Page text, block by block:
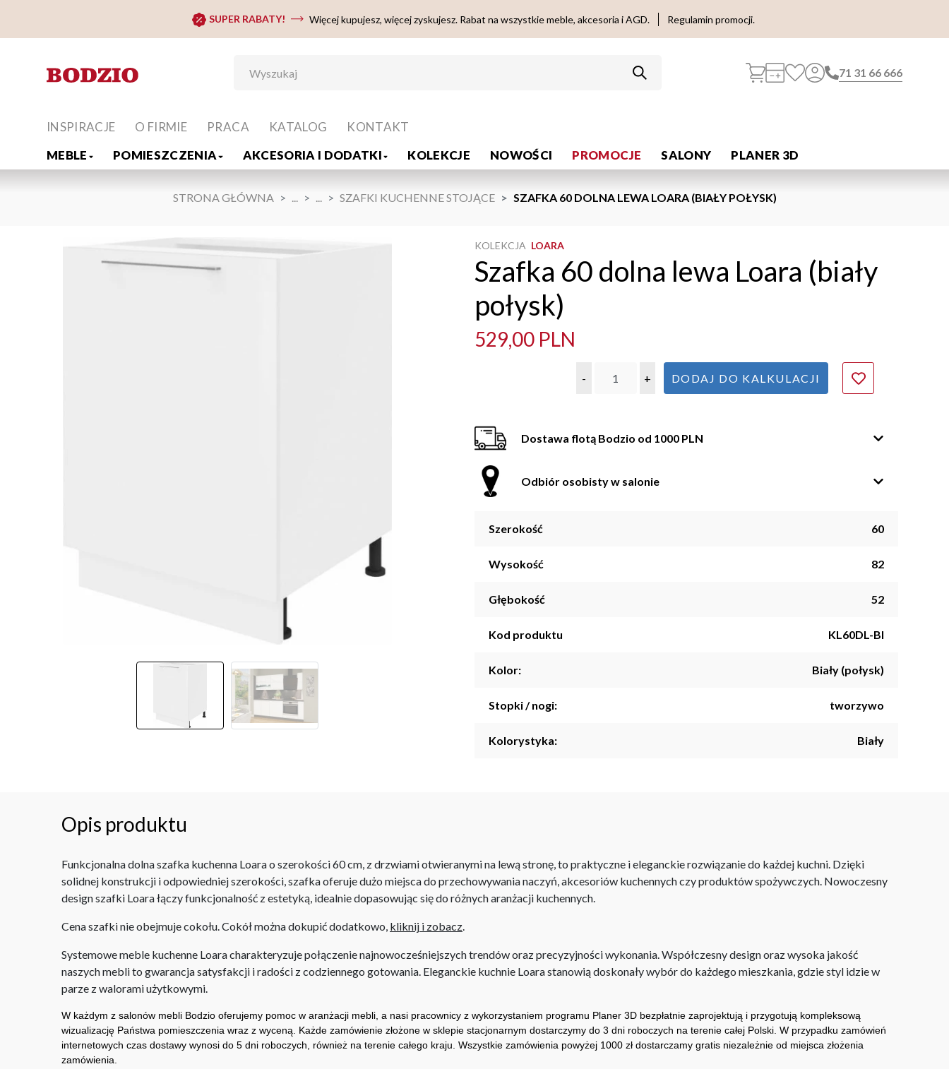
SUPER RABATY! Więcej kupujesz, więcej zyskujesz. Rabat na wszystkie meble, akcesoria i AGD. Regulamin promocji.
71 31 66 666
MEBLE POMIESZCZENIA AKCESORIA I DODATKI KOLEKCJE NOWOŚCI PROMOCJE SALONY PLANER 3D
INSPIRACJE O FIRMIE PRACA KATALOG KONTAKT
STRONA GŁÓWNA ... ... SZAFKI KUCHENNE STOJĄCE SZAFKA 60 DOLNA LEWA LOARA (BIAŁY POŁYSK)
KOLEKCJA LOARA
Szafka 60 dolna lewa Loara (biały
połysk)
529,00 PLN
- + DODAJ DO KALKULACJI
Dostawa flotą Bodzio od 1000 PLN
Odbiór osobisty w salonie
Szerokość 60
Wysokość 82
Głębokość 52
Kod produktu KL60DL-BI
Kolor: Biały (połysk)
Stopki / nogi: tworzywo
Kolorystyka: Biały
Opis produktu
Funkcjonalna dolna szafka kuchenna Loara o szerokości 60 cm, z drzwiami otwieranymi na lewą stronę, to praktyczne i eleganckie rozwiązanie do każdej kuchni. Dzięki
solidnej konstrukcji i odpowiedniej szerokości, szafka oferuje dużo miejsca do przechowywania naczyń, akcesoriów kuchennych czy produktów spożywczych. Nowoczesny
design szafki Loara łączy funkcjonalność z estetyką, idealnie dopasowując się do różnych aranżacji kuchennych.
Cena szafki nie obejmuje cokołu. Cokół można dokupić dodatkowo, kliknij i zobacz.
Systemowe meble kuchenne Loara charakteryzuje połączenie najnowocześniejszych trendów oraz precyzyjności wykonania. Współczesny design oraz wysoka jakość
naszych mebli to gwarancja satysfakcji i radości z codziennego gotowania. Eleganckie kuchnie Loara stanowią doskonały wybór do każdego mieszkania, gdzie styl idzie w
parze z walorami użytkowymi.
W każdym z salonów mebli Bodzio oferujemy pomoc w aranżacji mebli, a nasi pracownicy z wykorzystaniem programu Planer 3D bezpłatnie zaprojektują i przygotują kompleksową
wizualizację Państwa pomieszczenia wraz z wyceną. Każde zamówienie złożone w sklepie stacjonarnym dostarczymy do 3 dni roboczych na terenie całej Polski. W przypadku zamówień
internetowych czas dostawy wynosi do 5 dni roboczych, również na terenie całego kraju. Wszystkie zamówienia powyżej 1000 zł dostarczamy gratis niezależnie od miejsca złożenia
zamówienia.